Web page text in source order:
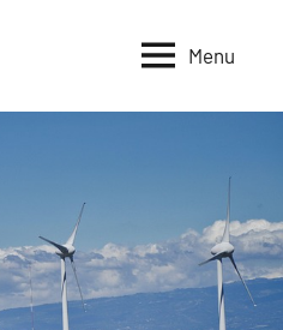
Menu